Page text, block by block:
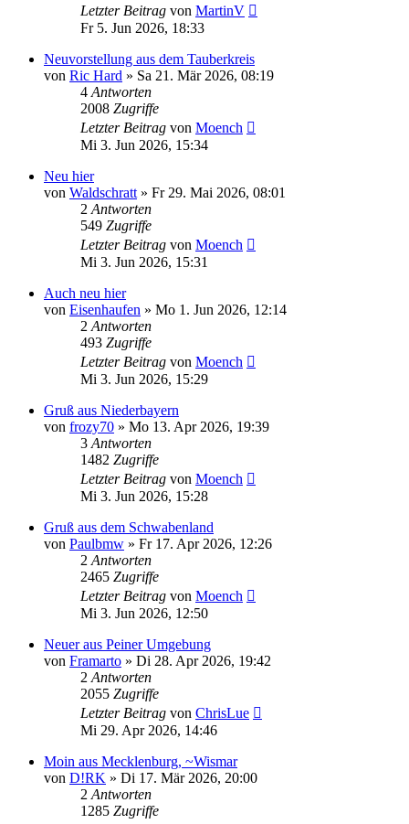
Letzter Beitrag von MartinV
Fr 5. Jun 2026, 18:33
Neuvorstellung aus dem Tauberkreis
von Ric Hard » Sa 21. Mär 2026, 08:19
4 Antworten
2008 Zugriffe
Letzter Beitrag von Moench
Mi 3. Jun 2026, 15:34
Neu hier
von Waldschratt » Fr 29. Mai 2026, 08:01
2 Antworten
549 Zugriffe
Letzter Beitrag von Moench
Mi 3. Jun 2026, 15:31
Auch neu hier
von Eisenhaufen » Mo 1. Jun 2026, 12:14
2 Antworten
493 Zugriffe
Letzter Beitrag von Moench
Mi 3. Jun 2026, 15:29
Gruß aus Niederbayern
von frozy70 » Mo 13. Apr 2026, 19:39
3 Antworten
1482 Zugriffe
Letzter Beitrag von Moench
Mi 3. Jun 2026, 15:28
Gruß aus dem Schwabenland
von Paulbmw » Fr 17. Apr 2026, 12:26
2 Antworten
2465 Zugriffe
Letzter Beitrag von Moench
Mi 3. Jun 2026, 12:50
Neuer aus Peiner Umgebung
von Framarto » Di 28. Apr 2026, 19:42
2 Antworten
2055 Zugriffe
Letzter Beitrag von ChrisLue
Mi 29. Apr 2026, 14:46
Moin aus Mecklenburg, ~Wismar
von D!RK » Di 17. Mär 2026, 20:00
2 Antworten
1285 Zugriffe